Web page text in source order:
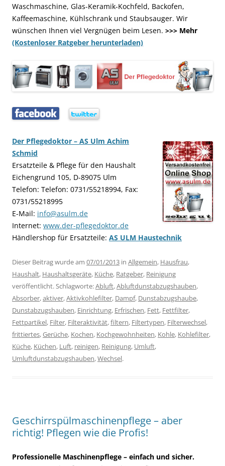
Waschmaschine, Glas-Keramik-Kochfeld, Backofen,
Kaffeemaschine, Kühlschrank und Staubsauger. Wir
wünschen Ihnen viel Vergnügen beim Lesen. >>> Mehr
(Kostenloser Ratgeber herunterladen)
Der Pflegedoktor – AS Ulm Achim
Schmid
Ersatzteile & Pflege für den Haushalt
Eichengrund 105, D-89075 Ulm
Telefon: Telefon: 0731/55218994, Fax:
0731/55218995
E-Mail: info@asulm.de
Internet: www.der-pflegedoktor.de
Händlershop für Ersatzteile: AS ULM Haustechnik
Dieser Beitrag wurde am 07/01/2013 in Allgemein, Hausfrau,
Haushalt, Haushaltsgeräte, Küche, Ratgeber, Reinigung
veröffentlicht. Schlagworte:Abluft,Abluftdunstabzugshauben,
Absorber,aktiver,Aktivkohlefilter, Dampf, Dunstabzugshaube,
Dunstabzugshauben, Einrichtung, Erfrischen, Fett, Fettfilter,
Fettpartikel, Filter, Filteraktivität,filtern, Filtertypen, Filterwechsel,
frittiertes,Gerüche, Kochen, Kochgewohnheiten, Kohle, Kohlefilter,
Küche, Küchen, Luft, reinigen, Reinigung, Umluft,
Umluftdunstabzugshauben,Wechsel.
Geschirrspülmaschinenpflege – aber
richtig! Pflegen wie die Profis!
Professionelle Maschinenpflege – einfach und sicher.